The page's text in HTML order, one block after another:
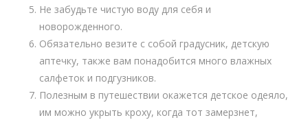
Не забудьте чистую воду для себя и
новорожденного.
Обязательно везите с собой градусник, детскую
аптечку, также вам понадобится много влажных
салфеток и подгузников.
Полезным в путешествии окажется детское одеяло,
им можно укрыть кроху, когда тот замерзнет,